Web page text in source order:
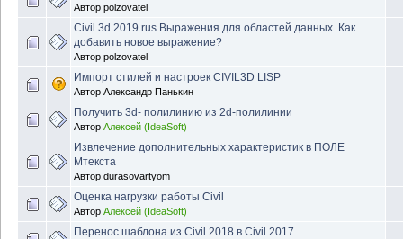
Автор polzovatel
Civil 3d 2019 rus Выражения для областей данных. Как
добавить новое выражение?
Автор polzovatel
Импорт стилей и настроек CIVIL3D LISP
Автор Александр Панькин
Получить 3d- полилинию из 2d-полилинии
Автор Алексей (IdeaSoft)
Извлечение дополнительных характеристик в ПОЛЕ
Мтекста
Автор durasovartyom
Оценка нагрузки работы Civil
Автор Алексей (IdeaSoft)
Перенос шаблона из Civil 2018 в Civil 2017